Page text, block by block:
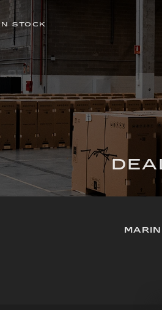
IN STOCK